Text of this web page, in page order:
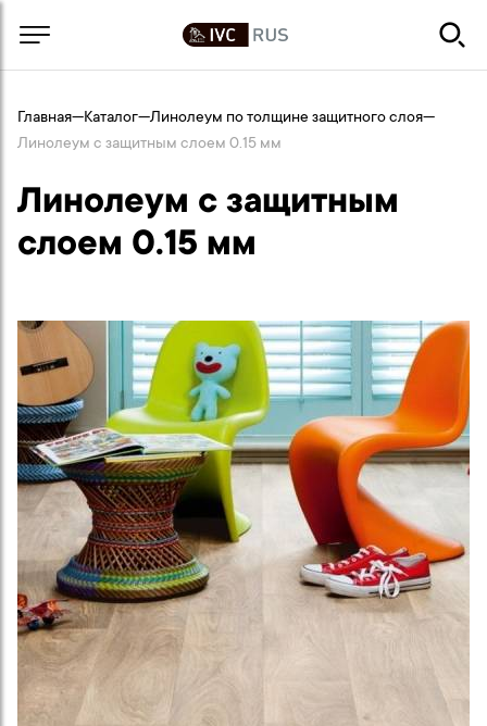
Главная—Каталог—Линолеум по толщине защитного слоя—
Линолеум с защитным слоем 0.15 мм
Линолеум с защитным
слоем 0.15 мм